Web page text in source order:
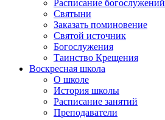
Расписание богослужений
Святыни
Заказать поминовение
Святой источник
Богослужения
Таинство Крещения
Воскресная школа
О школе
История школы
Расписание занятий
Преподаватели